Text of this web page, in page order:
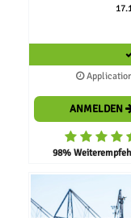
ANMELDEN
98%